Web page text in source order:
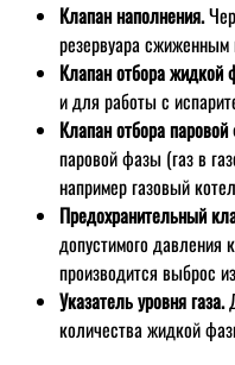
Клапан наполнения.
резервуара сжиженным
Клапан отбора жидкой
и для работы с
Клапан отбора
паровой фазы (газ в
например газовый
Предохранительный
допустимого давления
производится выброс
Указатель уровня газа.
количества жидкой